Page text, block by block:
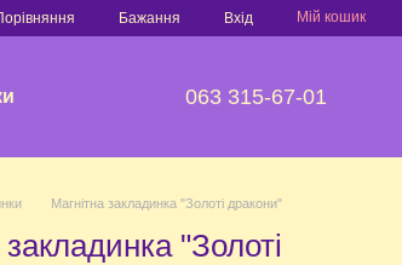
Бажання Вхід Мій кошик
063 315-67-01
Магнітна закладинка "Золоті дракони"
"Золоті